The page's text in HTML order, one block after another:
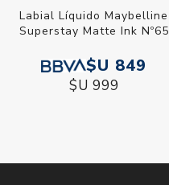
Labial Líquido Maybelline
Superstay Matte Ink Nº65
$U 849
$U 999